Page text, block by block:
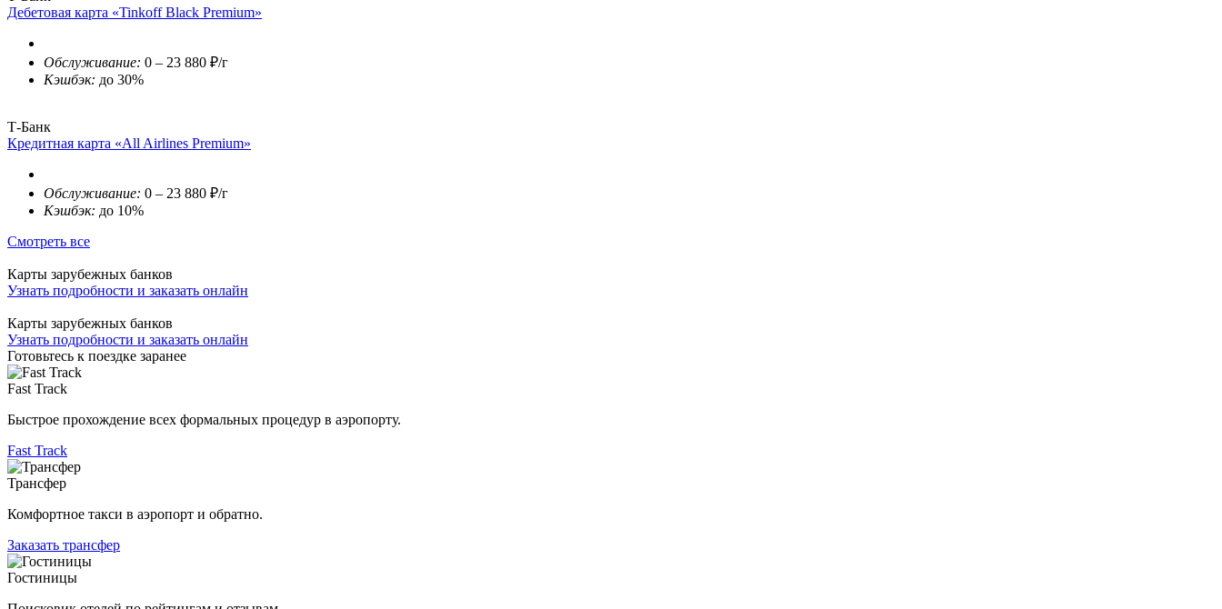
Дебетовая карта «Tinkoff Black Premium»
Обслуживание: 0 – 23 880 ₽/г
Кэшбэк: до 30%
Т-Банк
Кредитная карта «All Airlines Premium»
Обслуживание: 0 – 23 880 ₽/г
Кэшбэк: до 10%
Смотреть все
Карты зарубежных банков
Узнать подробности и заказать онлайн
Карты зарубежных банков
Узнать подробности и заказать онлайн
Готовьтесь к поездке заранее
Fast Track
Быстрое прохождение всех формальных процедур в аэропорту.
Fast Track
Трансфер
Комфортное такси в аэропорт и обратно.
Заказать трансфер
Гостиницы